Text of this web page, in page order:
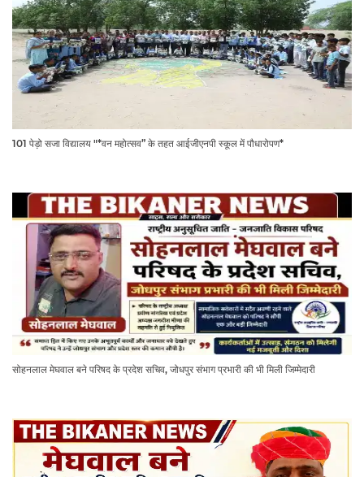
101 पेड़ो सजा विद्यालय "*वन महोत्सव” के तहत आईजीएनपी स्कूल में पौधारोपण*
सोहनलाल मेघवाल बने परिषद के प्रदेश सचिव, जोधपुर संभाग प्रभारी की भी मिली जिम्मेदारी